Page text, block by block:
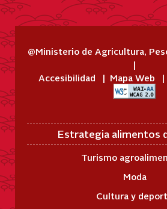
@Ministerio de Agricultura,
Accesibilidad Mapa Web
Estrategia alimentos
Turismo
Moda
Cultura y